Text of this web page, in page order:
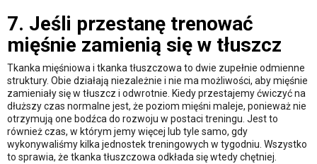
7. Jeśli przestanę trenować
mięśnie zamienią się w tłuszcz
Tkanka mięśniowa i tkanka tłuszczowa to dwie zupełnie odmienne
struktury. Obie działają niezależnie i nie ma możliwości, aby mięśnie
zamieniały się w tłuszcz i odwrotnie. Kiedy przestajemy ćwiczyć na
dłuższy czas normalne jest, że poziom mięśni maleje, ponieważ nie
otrzymują one bodźca do rozwoju w postaci treningu. Jest to
również czas, w którym jemy więcej lub tyle samo, gdy
wykonywaliśmy kilka jednostek treningowych w tygodniu. Wszystko
to sprawia, że tkanka tłuszczowa odkłada się wtedy chętniej.